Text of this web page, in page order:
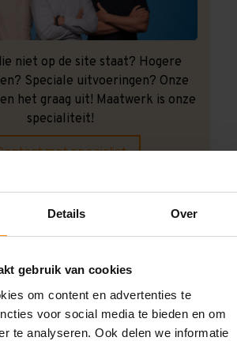
Details Over
gebruik van cookies
om content en advertenties te
voor social media te bieden en om
te analyseren. Ook delen we informatie
niet op de site staat? Hogere
Speciale uitvoeringen? Onze
het graag uit! Maatwerk is onze
specialiteit!
met specialist
uitbesteden?